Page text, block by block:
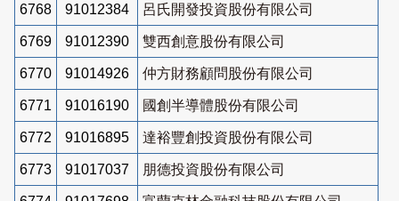
6768 91012384 呂氏開發投資股份有限公司
6769 91012390 雙西創意股份有限公司
6770 91014926 仲方財務顧問股份有限公司
6771 91016190 國創半導體股份有限公司
6772 91016895 達裕豐創投資股份有限公司
6773 91017037 朋德投資股份有限公司